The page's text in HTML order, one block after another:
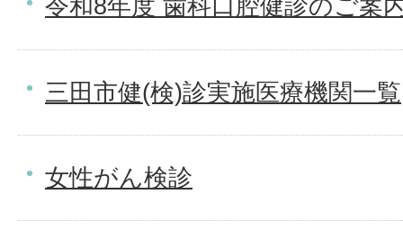
令和8年度 歯科口腔健診のご案
三田市健(検)診実施医療機関一覧
女性がん検診